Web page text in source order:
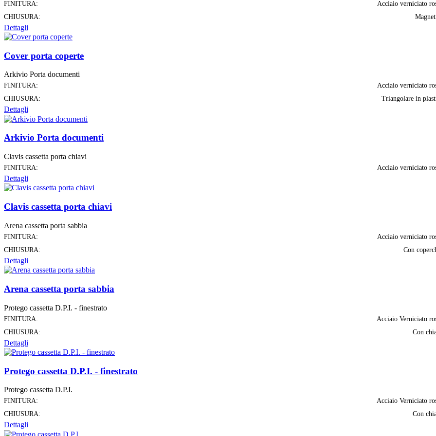
FINITURA:
Acciaio verniciato
CHIUSURA:
Dettagli
Cover porta coperte
Arkivio Porta documenti
FINITURA:
Acciaio verniciato
CHIUSURA:
Triangolare in
Dettagli
Arkivio Porta documenti
Clavis cassetta porta chiavi
FINITURA: Acciaio verniciato
Dettagli
Clavis cassetta porta chiavi
Arena cassetta porta sabbia
FINITURA:
Acciaio verniciato
CHIUSURA:
Con
Dettagli
Arena cassetta porta sabbia
Protego cassetta D.P.I. - finestrato
FINITURA:
Acciaio Verniciato
CHIUSURA:
Con
Dettagli
Protego cassetta D.P.I. - finestrato
Protego cassetta D.P.I.
FINITURA:
Acciaio Verniciato
CHIUSURA:
Con
Dettagli